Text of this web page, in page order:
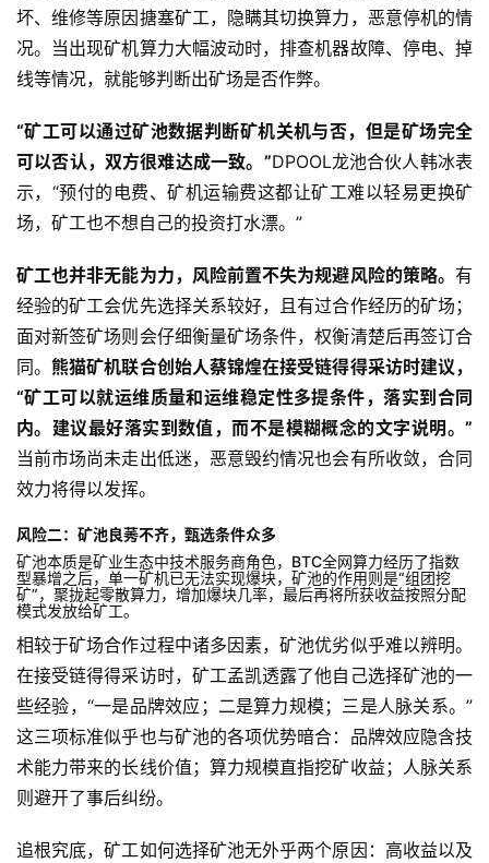
坏、维修等原因搪塞矿工，隐瞒其切换算力，恶意停机的情
况。当出现矿机算力大幅波动时，排查机器故障、停电、掉
线等情况，就能够判断出矿场是否作弊。
“矿工可以通过矿池数据判断矿机关机与否，但是矿场完全
可以否认，双方很难达成一致。”DPOOL龙池合伙人韩冰表
示，“预付的电费、矿机运输费这都让矿工难以轻易更换矿
场，矿工也不想自己的投资打水漂。”
矿工也并非无能为力，风险前置不失为规避风险的策略。 有
经验的矿工会优先选择关系较好，且有过合作经历的矿场；
面对新签矿场则会仔细衡量矿场条件，权衡清楚后再签订合
同。熊猫矿机联合创始人蔡锦煌在接受链得得采访时建议，
“矿工可以就运维质量和运维稳定性多提条件，落实到合同
内。建议最好落实到数值，而不是模糊概念的文字说明。”
当前市场尚未走出低迷，恶意毁约情况也会有所收敛，合同
效力将得以发挥。
风险二：矿池良莠不齐，甄选条件众多
矿池本质是矿业生态中技术服务商角色，BTC全网算力经历了指数
型暴增之后，单一矿机已无法实现爆块，矿池的作用则是“组团挖
矿”，聚拢起零散算力，增加爆块几率，最后再将所获收益按照分配
模式发放给矿工。
相较于矿场合作过程中诸多因素，矿池优劣似乎难以辨明。
在接受链得得采访时，矿工孟凯透露了他自己选择矿池的一
些经验，“一是品牌效应；二是算力规模；三是人脉关系。”
这三项标准似乎也与矿池的各项优势暗合：品牌效应隐含技
术能力带来的长线价值；算力规模直指挖矿收益；人脉关系
则避开了事后纠纷。
追根究底，矿工如何选择矿池无外乎两个原因：高收益以及